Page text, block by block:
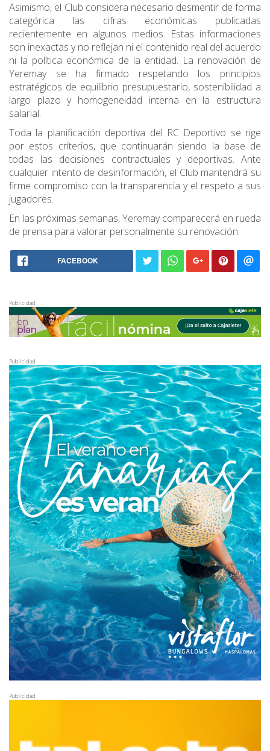
Asimismo, el Club considera necesario desmentir de forma
categórica las cifras económicas publicadas
recientemente en algunos medios. Estas informaciones
son inexactas y no reflejan ni el contenido real del acuerdo
ni la política económica de la entidad. La renovación de
Yeremay se ha firmado respetando los principios
estratégicos de equilibrio presupuestario, sostenibilidad a
largo plazo y homogeneidad interna en la estructura
salarial.
Toda la planificación deportiva del RC Deportivo se rige
por estos criterios, que continuarán siendo la base de
todas las decisiones contractuales y deportivas. Ante
cualquier intento de desinformación, el Club mantendrá su
firme compromiso con la transparencia y el respeto a sus
jugadores.
En las próximas semanas, Yeremay comparecerá en rueda
de prensa para valorar personalmente su renovación.
FACEBOOK
Publicidad
Publicidad
Publicidad